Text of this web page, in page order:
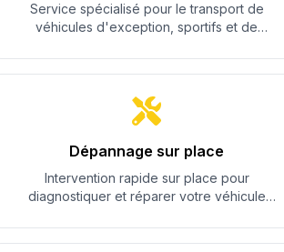
Service spécialisé pour le transport de
véhicules d'exception, sportifs et de
Dépannage sur place
Intervention rapide sur place pour
diagnostiquer et réparer votre véhicule